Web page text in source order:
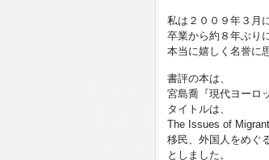
私は２００９年３月
卒業から約８年ぶり
本当に嬉しく名誉に
書評の本は、
宮島喬『現代ヨーロ
タイトルは、
The Issues of
移民、外国人をめぐ
としました。